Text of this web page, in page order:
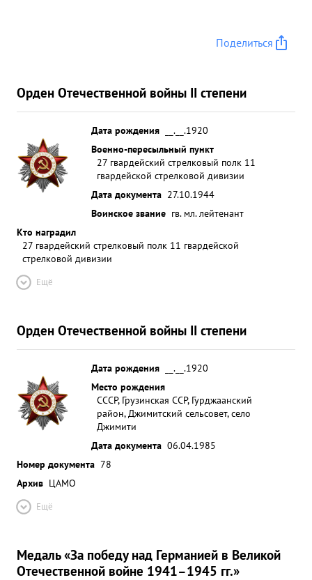
Поделиться
Орден Отечественной войны II степени
Дата рождения
__.__.1920
Военно-пересыльный пункт
27 гвардейский стрелковый полк 11
гвардейской стрелковой дивизии
Дата документа 27.10.1944
Воинское звание гв. мл. лейтенант
Кто наградил
27 гвардейский стрелковый полк 11 гвардейской
стрелковой дивизии
Ещё
Орден Отечественной войны II степени
Дата рождения
__.__.1920
Место рождения
СССР, Грузинская ССР, Гурджаанский
район, Джимитский сельсовет, село
Джимити
Дата документа 06.04.1985
Номер документа 78
Архив ЦАМО
Ещё
Медаль «За победу над Германией в Великой
Отечественной войне 1941–1945 гг.»